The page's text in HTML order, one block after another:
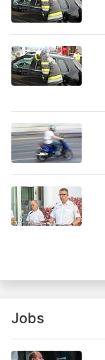
Jobs